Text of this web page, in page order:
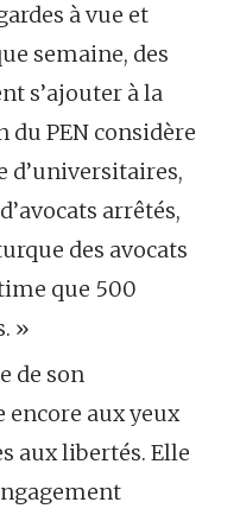
à vue et
semaine, des
s’ajouter à la
du PEN considère
d’universitaires,
arrêtés,
des avocats
que 500
»
de son
aux yeux
aux libertés. Elle